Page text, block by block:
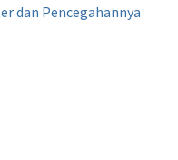
dan Pencegahannya